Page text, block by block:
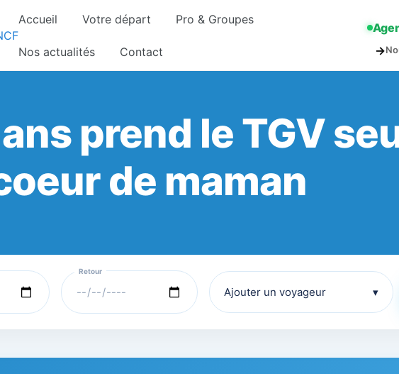
Accueil Votre départ Pro & Groupes
Nos actualités Contact
→
prend le TGV
de maman
Ajouter un voyageur ▾
sont pris d’assaut. Réservez dès maintenant ! 👉 Réserver